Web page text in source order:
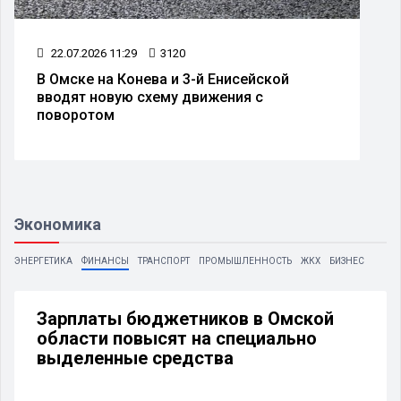
14.07.2026 11:27
Жителей Омска оштрафовали за съемку
атаки беспилотников
Экономика
ЭНЕРГЕТИКА ФИНАНСЫ ТРАНСПОРТ ПРОМЫШЛЕННОСТЬ ЖКХ БИЗНЕС
Зарплаты бюджетников в Омской
области повысят на специально
выделенные средства